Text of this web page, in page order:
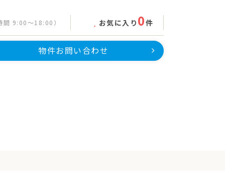
間 9:00～18:00） お気に入り 0件
物件お問い合わせ